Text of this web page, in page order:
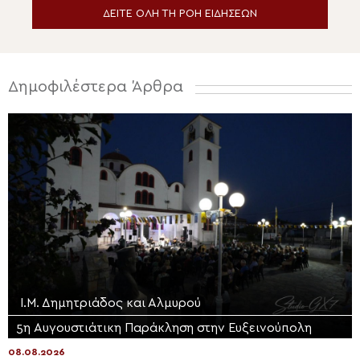
ΔΕΙΤΕ ΟΛΗ ΤΗ ΡΟΗ ΕΙΔΗΣΕΩΝ
Δημοφιλέστερα Άρθρα
Ι.Μ. Δημητριάδος και Αλμυρού
5η Αυγουστιάτικη Παράκληση στην Ευξεινούπολη
08.08.2026